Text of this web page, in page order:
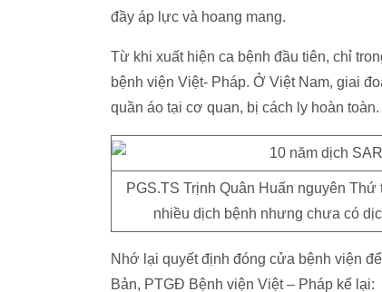
đầy áp lực và hoang mang.
Từ khi xuất hiện ca bệnh đầu tiên, chỉ
bệnh viện Việt- Pháp. Ở Việt Nam, giai
quần áo tại cơ quan, bị cách ly hoàn toàn.
PGS.TS Trịnh Quân Huấn nguyên
nhiều dịch bệnh nhưng chưa có
Nhớ lại quyết định đóng cửa bệnh viện
Bản, PTGĐ Bệnh viện Việt – Pháp kể lại: